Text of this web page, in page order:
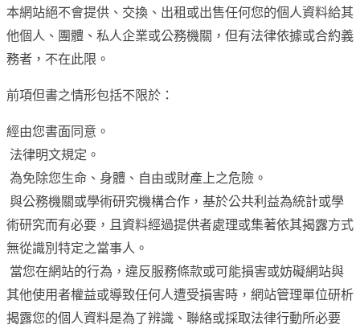
本網站絕不會提供、交換、出租或出售任何您的個人資料給其
他個人、團體、私人企業或公務機關，但有法律依據或合約義
務者，不在此限。
前項但書之情形包括不限於：
經由您書面同意。
法律明文規定。
為免除您生命、身體、自由或財產上之危險。
與公務機關或學術研究機構合作，基於公共利益為統計或學
術研究而有必要，且資料經過提供者處理或集著依其揭露方式
無從識別特定之當事人。
當您在網站的行為，違反服務條款或可能損害或妨礙網站與
其他使用者權益或導致任何人遭受損害時，網站管理單位研析
揭露您的個人資料是為了辨識、聯絡或採取法律行動所必要